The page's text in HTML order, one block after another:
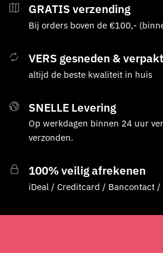
GRATIS verzending
Bij orders boven de €100,-
VERS gesneden & verpakt
altijd de beste kwaliteit in huis
SNELLE Levering
Op werkdagen binnen 24 uur
verzonden.
100% veilig afrekenen
iDeal / Creditcard / Bancontact /